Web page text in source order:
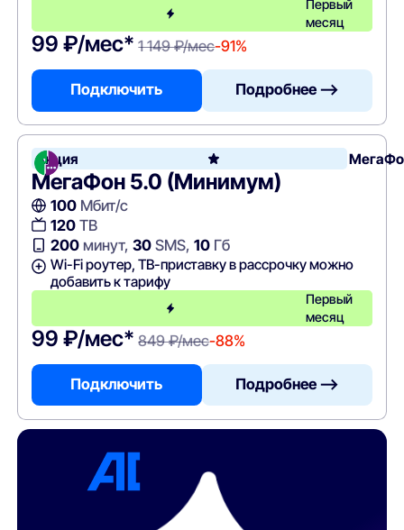
Первый
месяц
99 ₽/мес* 1 149 ₽/мес-91%
Подключить Подробнее —>
Акция
МегаФон 5.0 (Минимум)
100Мбит/с
120ТВ
200минут, 30SMS, 10Гб
Wi-Fi роутер, ТВ-приставку в рассрочку можно
добавить к тарифу
Первый
месяц
99 ₽/мес* 849 ₽/мес-88%
Подключить Подробнее —>